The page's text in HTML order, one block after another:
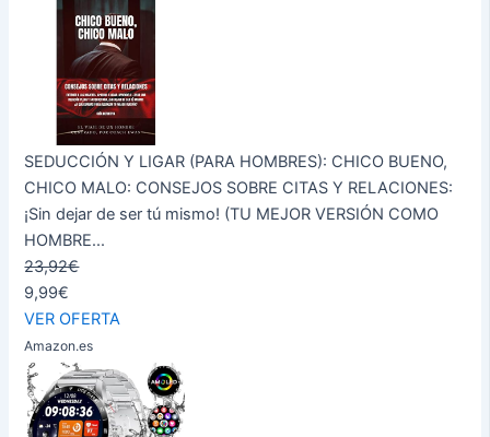
SEDUCCIÓN Y LIGAR (PARA HOMBRES): CHICO BUENO,
CHICO MALO: CONSEJOS SOBRE CITAS Y RELACIONES:
¡Sin dejar de ser tú mismo! (TU MEJOR VERSIÓN COMO
HOMBRE...
23,92€
9,99€
VER OFERTA
Amazon.es